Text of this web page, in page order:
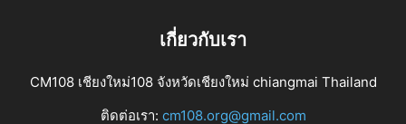
เกี่ยวกับเรา
CM108 เชียงใหม่108 จังหวัดเชียงใหม่ chiangmai Thailand
ติดต่อเรา: cm108.org@gmail.com